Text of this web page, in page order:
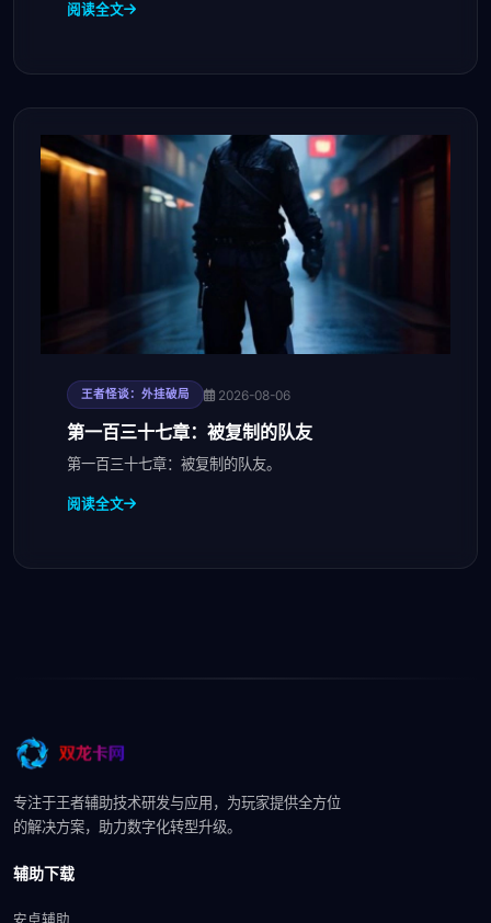
阅读全文
王者怪谈：外挂破局 2026-08-06
第一百三十七章：被复制的队友
第一百三十七章：被复制的队友。
阅读全文
专注于王者辅助技术研发与应用，为玩家提供全方位
的解决方案，助力数字化转型升级。
辅助下载
安卓辅助